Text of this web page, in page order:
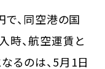
、同空港の国
時、航空運賃と
るのは、5月1日